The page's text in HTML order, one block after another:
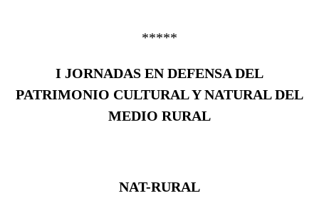
*****
I JORNADAS EN DEFENSA DEL
PATRIMONIO CULTURAL Y NATURAL DEL
MEDIO RURAL
NAT-RURAL